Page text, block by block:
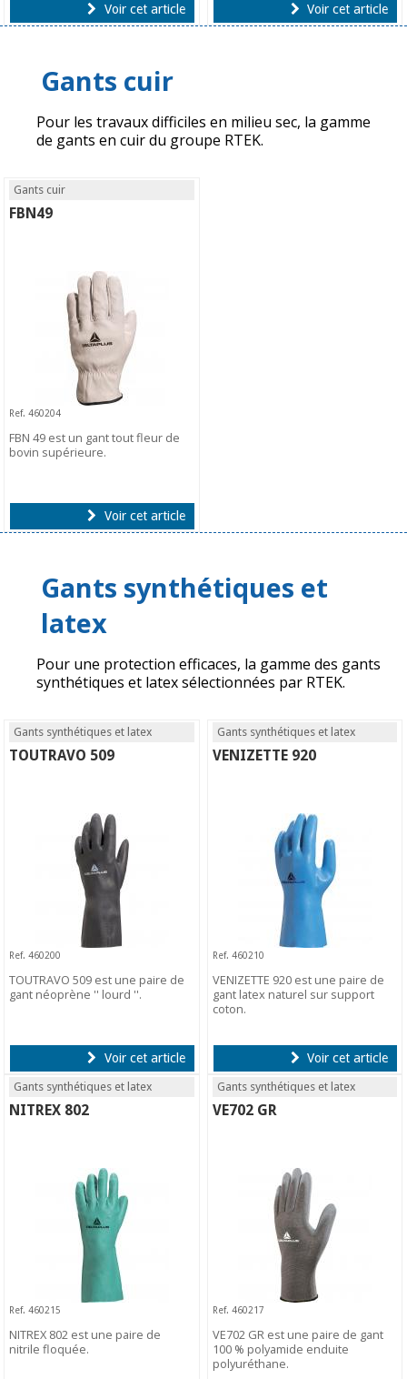
Voir cet article Voir cet article
Gants cuir
Pour les travaux difficiles en milieu sec, la gamme
de gants en cuir du groupe RTEK.
Gants cuir
FBN49
Ref. 460204
FBN 49 est un gant tout fleur de
bovin supérieure.
Voir cet article
Gants synthétiques et
latex
Pour une protection efficaces, la gamme des gants
synthétiques et latex sélectionnées par RTEK.
Gants synthétiques et latex
TOUTRAVO 509
Ref. 460200
TOUTRAVO 509 est une paire de
gant néoprène '' lourd ''.
Voir cet article
Gants synthétiques et latex
VENIZETTE 920
Ref. 460210
VENIZETTE 920 est une paire de
gant latex naturel sur support
coton.
Voir cet article
Gants synthétiques et latex
NITREX 802
Ref. 460215
NITREX 802 est une paire de
nitrile floquée.
Gants synthétiques et latex
VE702 GR
Ref. 460217
VE702 GR est une paire de gant
100 % polyamide enduite
polyuréthane.